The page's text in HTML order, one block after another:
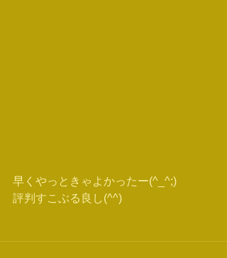
早くやっときゃよかったー(^_^;)
評判すこぶる良し(^^)